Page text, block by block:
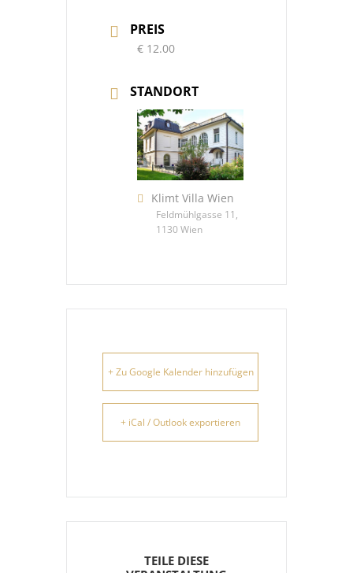
PREIS
€ 12.00
STANDORT
Klimt Villa Wien
Feldmühlgasse 11,
1130 Wien
+ Zu Google Kalender hinzufügen
+ iCal / Outlook exportieren
TEILE DIESE